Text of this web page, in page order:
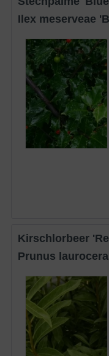
Ilex meserveae
Kirschlorbeer
Prunus